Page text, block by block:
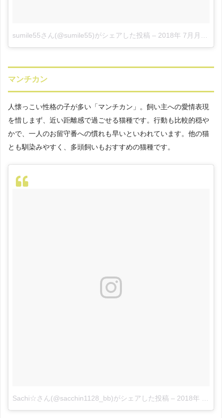
sumile55さん(@sumile55)がシェアした投稿 – 2018年 7月月2日午前3時39分PDT
マンチカン
人懐っこい性格の子が多い「マンチカン」。飼い主への愛情表現
を惜しまず、近い距離感で過ごせる猫種です。行動も比較的穏や
かで、一人のお留守番への慣れも早いといわれています。他の猫
とも馴染みやすく、多頭飼いもおすすめの猫種です。
Sachi☆さん(@sacchin1128_bb)がシェアした投稿 – 2018年 7月月2日午前2時34分PDT